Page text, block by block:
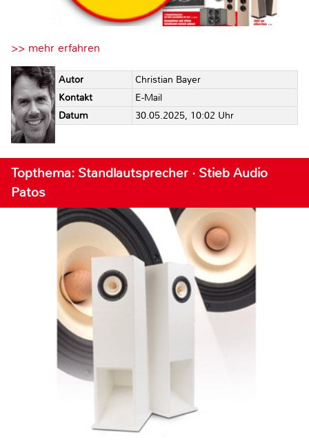
>> mehr erfahren
Autor
Christian Bayer
Kontakt
E-Mail
Datum
30.05.2025, 10:02 Uhr
Topthema: Standlautsprecher · Stieb Audio
Patos